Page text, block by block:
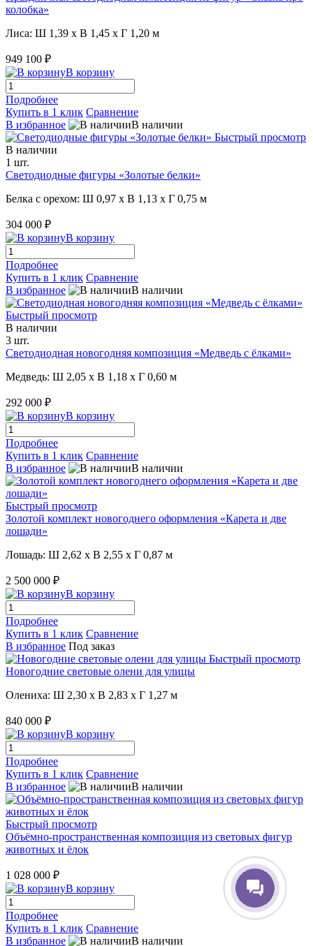
колобка»
Лиса: Ш 1,39 x В 1,45 x Г 1,20 м
949 100 ₽
В корзину
Подробнее
Купить в 1 клик Сравнение
В избранное
В наличии
Быстрый просмотр
В наличии
1 шт.
Светодиодные фигуры «Золотые белки»
Белка с орехом: Ш 0,97 x В 1,13 x Г 0,75 м
304 000 ₽
В корзину
Подробнее
Купить в 1 клик Сравнение
В избранное
В наличии
Быстрый просмотр
В наличии
3 шт.
Светодиодная новогодняя композиция «Медведь с ёлками»
Медведь: Ш 2,05 x В 1,18 x Г 0,60 м
292 000 ₽
В корзину
Подробнее
Купить в 1 клик Сравнение
В избранное
В наличии
Быстрый просмотр
Золотой комплект новогоднего оформления «Карета и две
лошади»
Лошадь: Ш 2,62 x В 2,55 x Г 0,87 м
2 500 000 ₽
В корзину
Подробнее
Купить в 1 клик Сравнение
В избранное Под заказ
Быстрый просмотр
Новогодние световые олени для улицы
Олениха: Ш 2,30 x В 2,83 x Г 1,27 м
840 000 ₽
В корзину
Подробнее
Купить в 1 клик Сравнение
В избранное
В наличии
Быстрый просмотр
Объёмно-пространственная композиция из световых фигур
животных и ёлок
1 028 000 ₽
В корзину
Подробнее
Купить в 1 клик Сравнение
В избранное
В наличии